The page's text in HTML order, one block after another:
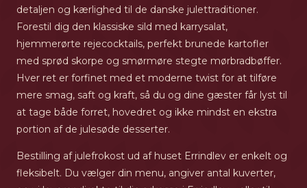
detaljen og kærlighed til de danske julettraditioner.
Forestil dig den klassiske sild med karrysalat,
hjemmerørte rejecocktails, perfekt brunede kartofler
med sprød skorpe og smørmøre stegte mørbradbøffer.
Hver ret er forfinet med et moderne twist for at tilføre
mere smag, saft og kraft, så du og dine gæster får lyst til
at tage både forret, hovedret og ikke mindst en ekstra
portion af de julesøde desserter.
Bestilling af julefrokost ud af huset Errindlev er enkelt og
fleksibelt. Du vælger din menu, angiver antal kuverter,